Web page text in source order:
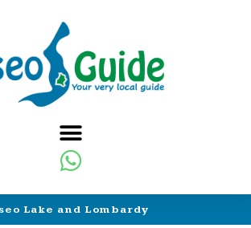
Lake and Lombardy